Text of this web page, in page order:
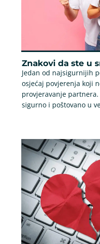
Znakovi da ste u
Jedan od najsigurnijih
osjećaj povjerenja koji
provjeravanje
sigurno i poštovano u